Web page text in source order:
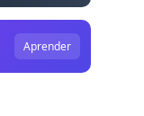
Aprender